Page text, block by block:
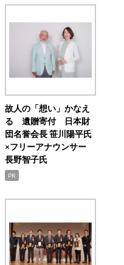
故人の「想い」かなえ
る 遺贈寄付 日本財
団名誉会長 笹川陽平氏
×フリーアナウンサー
長野智子氏
PR